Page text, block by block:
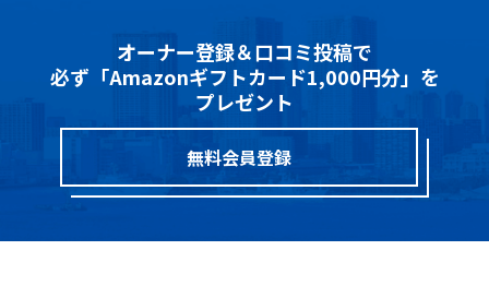
オーナー登録＆口コミ投稿で
必ず「Amazonギフトカード1,000円分」を
プレゼント
無料会員登録